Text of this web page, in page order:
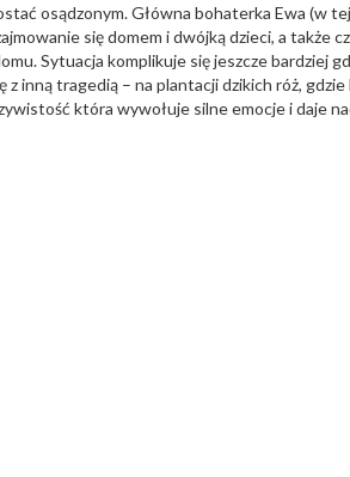
osądzonym. Główna bohaterka Ewa (w
się domem i dwójką dzieci, a także
Sytuacja komplikuje się jeszcze bardziej
inną tragedią – na plantacji dzikich róż,
która wywołuje silne emocje i daje